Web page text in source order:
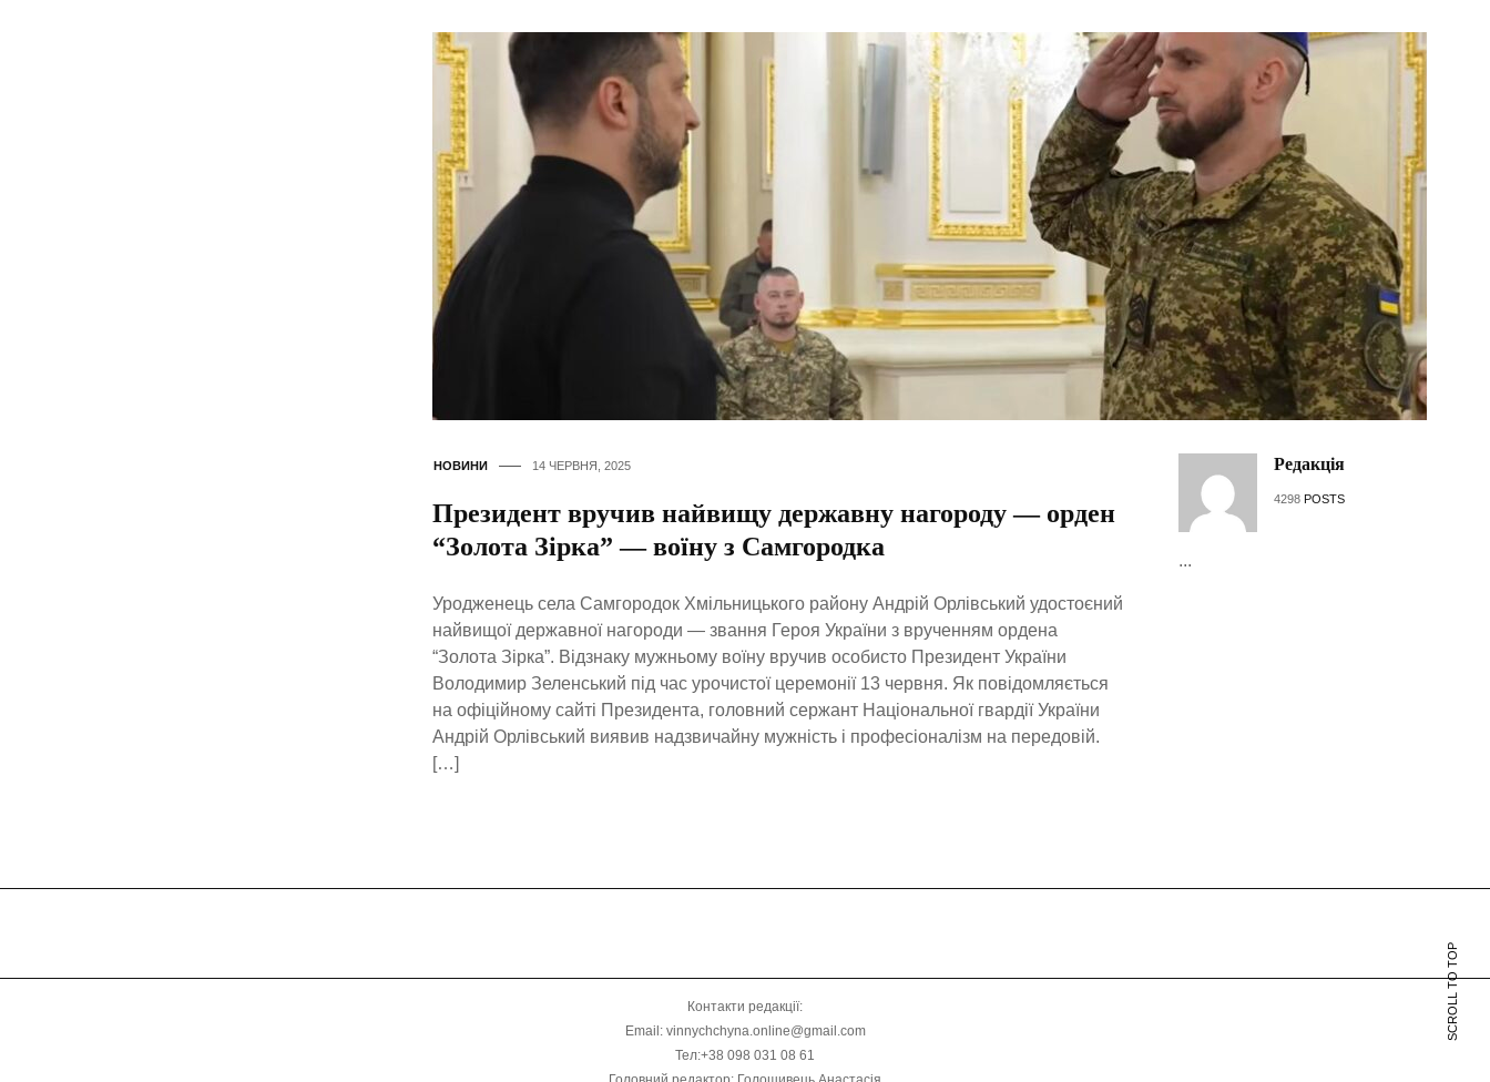
НОВИНИ 14 ЧЕРВНЯ, 2025
Президент вручив найвищу державну нагороду — орден
“Золота Зірка” — воїну з Самгородка
Уродженець села Самгородок Хмільницького району Андрій Орлівський удостоєний
найвищої державної нагороди — звання Героя України з врученням ордена
“Золота Зірка”. Відзнаку мужньому воїну вручив особисто Президент України
Володимир Зеленський під час урочистої церемонії 13 червня. Як повідомляється
на офіційному сайті Президента, головний сержант Національної гвардії України
Андрій Орлівський виявив надзвичайну мужність і професіоналізм на передовій.
[…]
Редакція
4298 POSTS
...
SCROLL TO TOP
Контакти редакції:
Email: vinnychchyna.online@gmail.com
Тел:+38 098 031 08 61